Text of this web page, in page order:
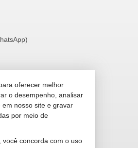
oferecer melhor
o desempenho, analisar
nosso site e gravar
por meio de
você concorda com o uso